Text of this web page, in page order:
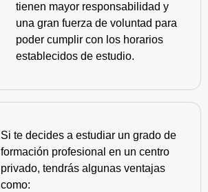
tienen mayor responsabilidad y
una gran fuerza de voluntad para
poder cumplir con los horarios
establecidos de estudio.
Si te decides a estudiar un grado de
formación profesional en un centro
privado, tendrás algunas ventajas
como: